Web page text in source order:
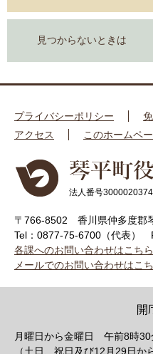
見つからないときは
プライバシーポリシー
アクセス
このホームペ
法人番号
〒766-8502 香川県仲多度郡
Tel：0877-75-6700（代表）
各課へのお問い合わせはこちら
メールでのお問い合わせはこ
開
月曜日から金曜日 午前8時30
（土日、祝日及び12月29日か